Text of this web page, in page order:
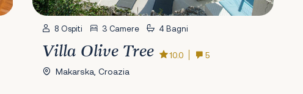
8 Ospiti 3 Camere 4 Bagni
Villa Olive Tree 10.0
5
Makarska, Croazia